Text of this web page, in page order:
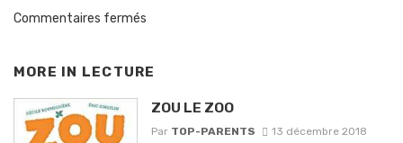
Commentaires fermés
MORE IN LECTURE
ZOU LE ZOO
Par TOP-PARENTS 13 décembre 2018